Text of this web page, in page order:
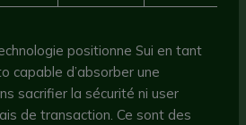
positionne Sui en tant
capable d’absorber une
sacrifier la sécurité ni user
de transaction. Ce sont des